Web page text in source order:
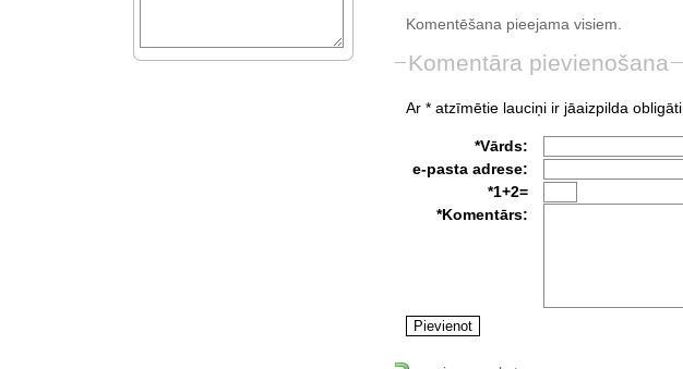
Komentēšana pieejama visiem.
Komentāra pievienošana
Ar * atzīmētie lauciņi ir jāaizpilda obligāti.
*Vārds:
e-pasta adrese:
*1+2=
*Komentārs: